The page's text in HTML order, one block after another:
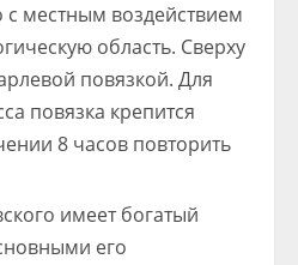
с местным воздействием
область. Сверху
повязкой. Для
повязка крепится
8 часов повторить
имеет богатый
его